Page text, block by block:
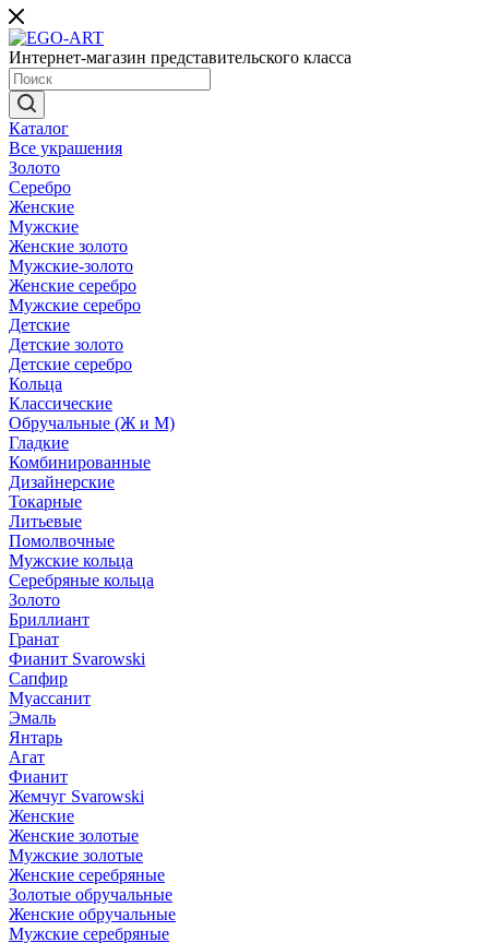
Интернет-магазин представительского класса
Каталог
Все украшения
Золото
Серебро
Женские
Мужские
Женские золото
Мужские-золото
Женские серебро
Мужские серебро
Детские
Детские золото
Детские серебро
Кольца
Классические
Обручальные (Ж и М)
Гладкие
Комбинированные
Дизайнерские
Токарные
Литьевые
Помолвочные
Мужские кольца
Серебряные кольца
Золото
Бриллиант
Гранат
Фианит Svarowski
Сапфир
Муассанит
Эмаль
Янтарь
Агат
Фианит
Жемчуг Svarowski
Женские
Женские золотые
Мужские золотые
Женские серебряные
Золотые обручальные
Женские обручальные
Мужские серебряные